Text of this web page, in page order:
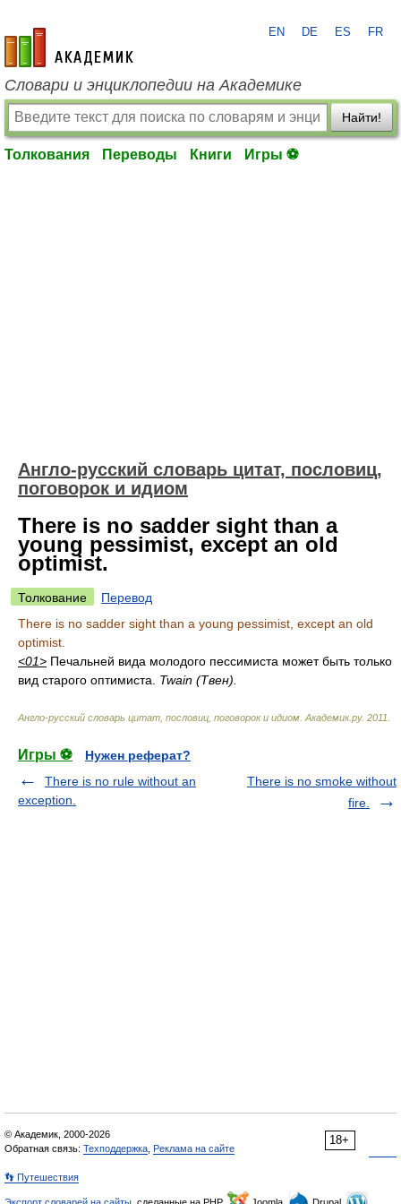
academic.ru
EN DE ES FR
Словари и энциклопедии на Академике
Найти!
Толкования Переводы Книги Игры ⚽
Англо-русский словарь цитат, пословиц,
поговорок и идиом
There is no sadder sight than a
young pessimist, except an old
optimist.
Толкование
Перевод
There is no sadder sight than a young pessimist, except an old
optimist.
<01> Печальней вида молодого пессимиста может быть только
вид старого оптимиста. Twain (Твен).
Англо-русский словарь цитат, пословиц, поговорок и идиом Академик.ру. 2011
Игры ⚽
Нужен реферат?
There is no rule without an
exception.
There is no smoke without
fire.
18+
© Академик, 2000-2026
Обратная связь: Техподдержка Реклама на сайте
👣 Путешествия